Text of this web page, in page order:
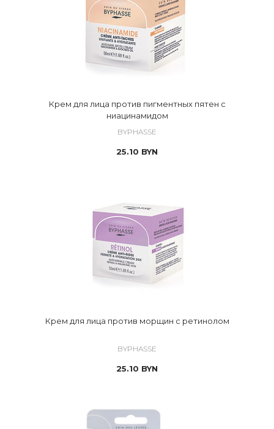
Крем для лица против пигментных пятен с
ниацинамидом
BYPHASSE
25.10 BYN
Крем для лица против морщин с ретинолом
BYPHASSE
25.10 BYN